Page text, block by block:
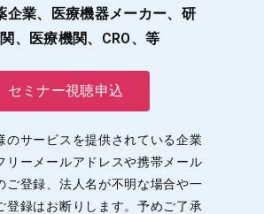
企業、医療機器メーカー、研
、医療機関、CRO、等
セミナー視聴申込
のサービスを提供されている企業
リーメールアドレスや携帯メール
ご登録、法人名が不明な場合や一
登録はお断りします。予めご了承